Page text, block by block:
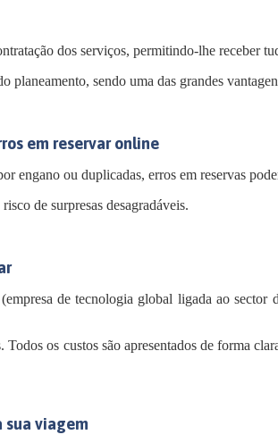
dos serviços, permitindo-lhe receber
planeamento, sendo uma das grandes
em reservar online
engano ou duplicadas, erros em reservas
de surpresas desagradáveis.
de tecnologia global ligada ao sector
Todos os custos são apresentados de forma
sua viagem